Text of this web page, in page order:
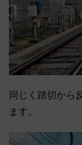
同じく踏切から
ます。